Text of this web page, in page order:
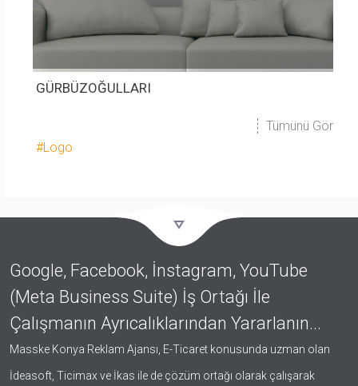
GÜRBÜZOĞULLARI
Tümünü Gör
#Logo
Google, Facebook, İnstagram, YouTube
(Meta Business Suite) İş Ortağı İle
Çalışmanın Ayrıcalıklarından Yararlanın...
Masske Konya Reklam Ajansı, E-Ticaret konusunda uzman olan
İdeasoft, Ticimax ve İkas ile de çözüm ortağı olarak çalışarak